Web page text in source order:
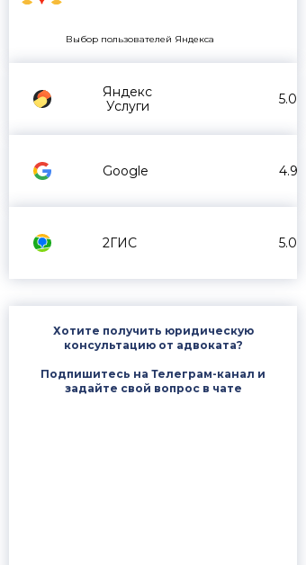
Выбор пользователей Яндекса
Яндекс
Услуги
5.0
Google 4.9
2ГИС 5.0
Хотите получить юридическую
консультацию от адвоката?
Подпишитесь на Телеграм-канал и
задайте свой вопрос в чате